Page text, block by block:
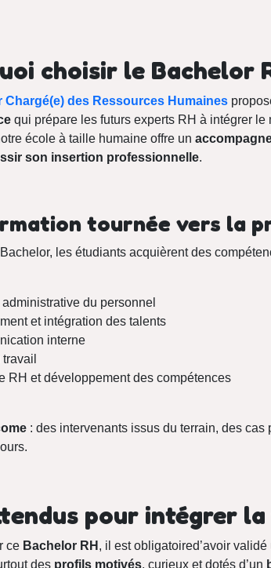
choisir le Bachelor
Chargé(e) des Ressources Humaines
qui prépare les futurs experts RH à intégrer
école à taille humaine offre un
son insertion professionnelle.
tournée vers la
les étudiants acquièrent des
du personnel
et intégration des talents
interne
RH et développement des compétences
: des intervenants issus du terrain, des
pour intégrer
ce Bachelor RH , il est obligatoired’avoir validé
des profils motivés, curieux et dotés d’un